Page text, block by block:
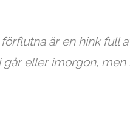
förflutna är en hink full
går eller imorgon, men